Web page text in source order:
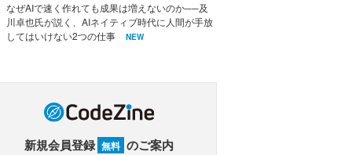
なぜAIで速く作れても成果は増えないのか──及
川卓也氏が説く、AIネイティブ時代に人間が手放
してはいけない2つの仕事
NEW
新規会員登録 無料 のご案内